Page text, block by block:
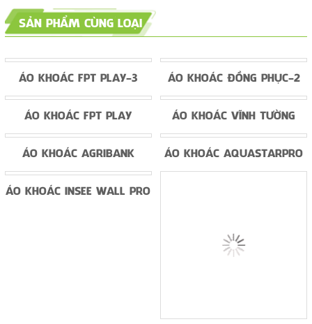
SẢN PHẨM CÙNG LOẠI
ÁO KHOÁC FPT PLAY-3 ÁO KHOÁC ĐỒNG PHỤC-2
ÁO KHOÁC FPT PLAY ÁO KHOÁC VĨNH TƯỜNG
ÁO KHOÁC AGRIBANK ÁO KHOÁC AQUASTARPRO
ÁO KHOÁC INSEE WALL PRO